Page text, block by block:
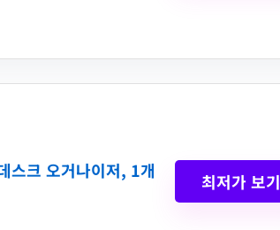
스크 오거나이저, 1개
최저가 보기